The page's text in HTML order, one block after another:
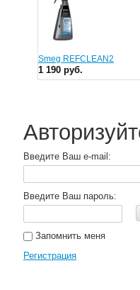
Smeg REFCLEAN2
1 190 руб.
Введите Ваш e-mail:
Введите Ваш пароль:
Запомнить меня
Регистрация